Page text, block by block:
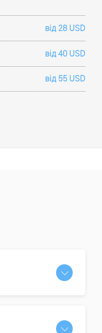
від 28 USD
від 40 USD
від 55 USD